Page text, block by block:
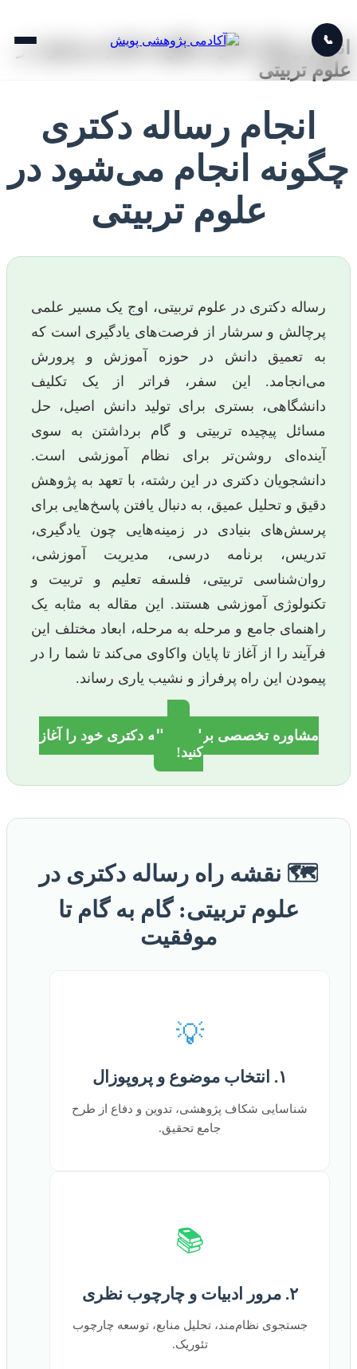
📞
انجام رساله دکتری چگونه انجام می‌شود در
علوم تربیتی
انجام رساله دکتری
چگونه انجام می‌شود در
علوم تربیتی
رساله دکتری در علوم تربیتی، اوج یک مسیر علمی
پرچالش و سرشار از فرصت‌های یادگیری است که
به تعمیق دانش در حوزه آموزش و پرورش
می‌انجامد. این سفر، فراتر از یک تکلیف
دانشگاهی، بستری برای تولید دانش اصیل، حل
مسائل پیچیده تربیتی و گام برداشتن به سوی
آینده‌ای روشن‌تر برای نظام آموزشی است.
دانشجویان دکتری در این رشته، با تعهد به پژوهش
دقیق و تحلیل عمیق، به دنبال یافتن پاسخ‌هایی برای
پرسش‌های بنیادی در زمینه‌هایی چون یادگیری،
تدریس، برنامه درسی، مدیریت آموزشی،
روان‌شناسی تربیتی، فلسفه تعلیم و تربیت و
تکنولوژی آموزشی هستند. این مقاله به مثابه یک
راهنمای جامع و مرحله به مرحله، ابعاد مختلف این
فرآیند را از آغاز تا پایان واکاوی می‌کند تا شما را در
پیمودن این راه پرفراز و نشیب یاری رساند.
مشاوره تخصصی برای رساله دکتری خود را آغاز
کنید!
🗺️ نقشه راه رساله دکتری در
علوم تربیتی: گام به گام تا
موفقیت
💡
۱. انتخاب موضوع و پروپوزال
شناسایی شکاف پژوهشی، تدوین و دفاع از طرح
جامع تحقیق.
📚
۲. مرور ادبیات و چارچوب نظری
جستجوی نظام‌مند، تحلیل منابع، توسعه چارچوب
تئوریک.